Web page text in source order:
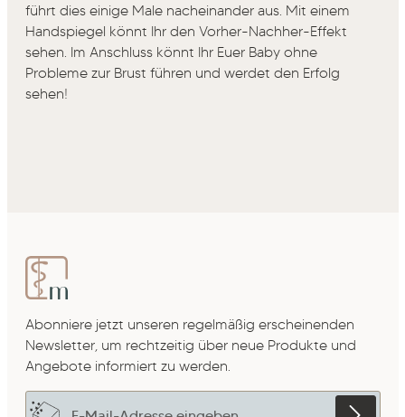
führt dies einige Male nacheinander aus. Mit einem
Handspiegel könnt Ihr den Vorher-Nachher-Effekt
sehen. Im Anschluss könnt Ihr Euer Baby ohne
Probleme zur Brust führen und werdet den Erfolg
sehen!
Abonniere jetzt unseren regelmäßig erscheinenden
Newsletter, um rechtzeitig über neue Produkte und
Angebote informiert zu werden.
E-Mail-Adresse*